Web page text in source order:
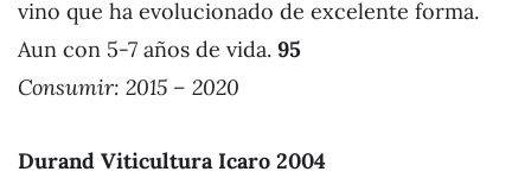
vino que ha evolucionado de excelente forma.
Aun con 5-7 años de vida. 95
Consumir: 2015 – 2020
Durand Viticultura Icaro 2004